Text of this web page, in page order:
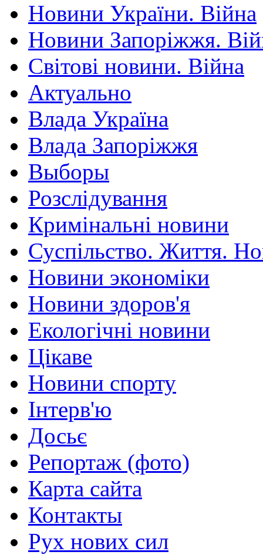
Новини України. Війна
Новини Запоріжжя.
Світові новини. Війна
Актуально
Влада Україна
Влада Запоріжжя
Выборы
Розслідування
Кримінальні новини
Суспільство. Життя.
Новини экономіки
Новини здоров'я
Екологічні новини
Цікаве
Новини спорту
Інтерв'ю
Досьє
Репортаж (фото)
Карта сайта
Контакты
Рух нових сил